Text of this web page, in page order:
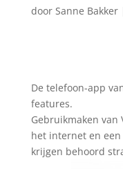
door Sanne Bakker
De telefoon-app
features.
Gebruikmaken van
het internet en
krijgen behoord